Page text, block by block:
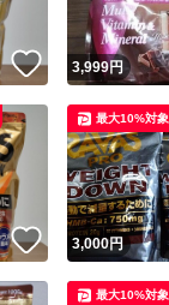
いいね！
3,999円
いいね！
3,000円
最大10%対象
最大10%対象